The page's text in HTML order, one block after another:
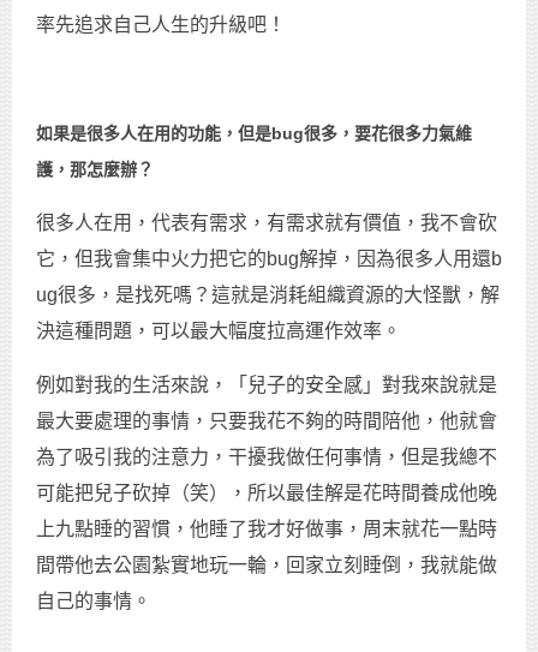
率先追求自己人生的升級吧！
如果是很多人在用的功能，但是bug很多，要花很多力氣維
護，那怎麼辦？
很多人在用，代表有需求，有需求就有價值，我不會砍
它，但我會集中火力把它的bug解掉，因為很多人用還b
ug很多，是找死嗎？這就是消耗組織資源的大怪獸，解
決這種問題，可以最大幅度拉高運作效率。
例如對我的生活來說，「兒子的安全感」對我來說就是
最大要處理的事情，只要我花不夠的時間陪他，他就會
為了吸引我的注意力，干擾我做任何事情，但是我總不
可能把兒子砍掉（笑），所以最佳解是花時間養成他晚
上九點睡的習慣，他睡了我才好做事，周末就花一點時
間帶他去公園紮實地玩一輪，回家立刻睡倒，我就能做
自己的事情。